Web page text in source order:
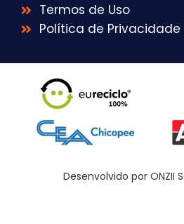
Termos de Uso
Política de Privacidade
Desenvolvido por ONZII